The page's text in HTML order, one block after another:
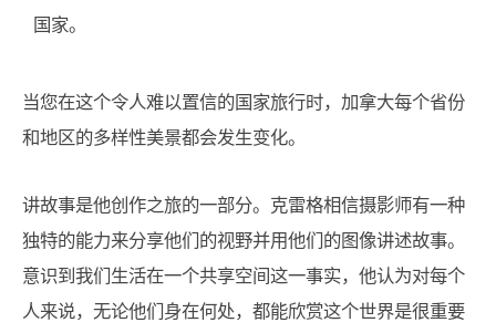
国家。
当您在这个令人难以置信的国家旅行时，加拿大每个省份
和地区的多样性美景都会发生变化。
讲故事是他创作之旅的一部分。克雷格相信摄影师有一种
独特的能力来分享他们的视野并用他们的图像讲述故事。
意识到我们生活在一个共享空间这一事实，他认为对每个
人来说，无论他们身在何处，都能欣赏这个世界是很重要